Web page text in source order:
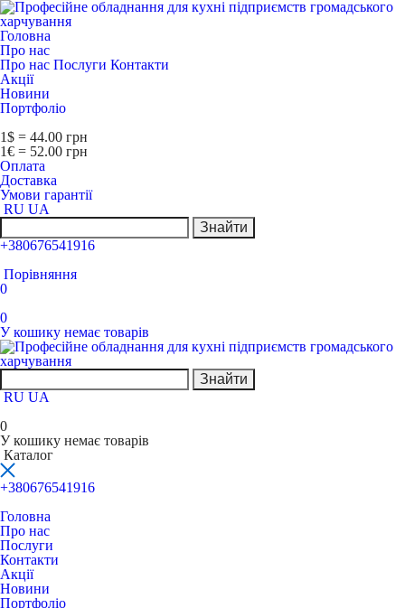
Головна
Про нас
Про нас Послуги Контакти
Акції
Новини
Портфоліо
1$ = 44.00 грн
1€ = 52.00 грн
Оплата
Доставка
Умови гарантії
RU UA
Знайти
+380676541916
Порівняння
0
0
У кошику немає товарів
Знайти
RU UA
0
У кошику немає товарів
Каталог
+380676541916
Головна
Про нас
Послуги
Контакти
Акції
Новини
Портфоліо